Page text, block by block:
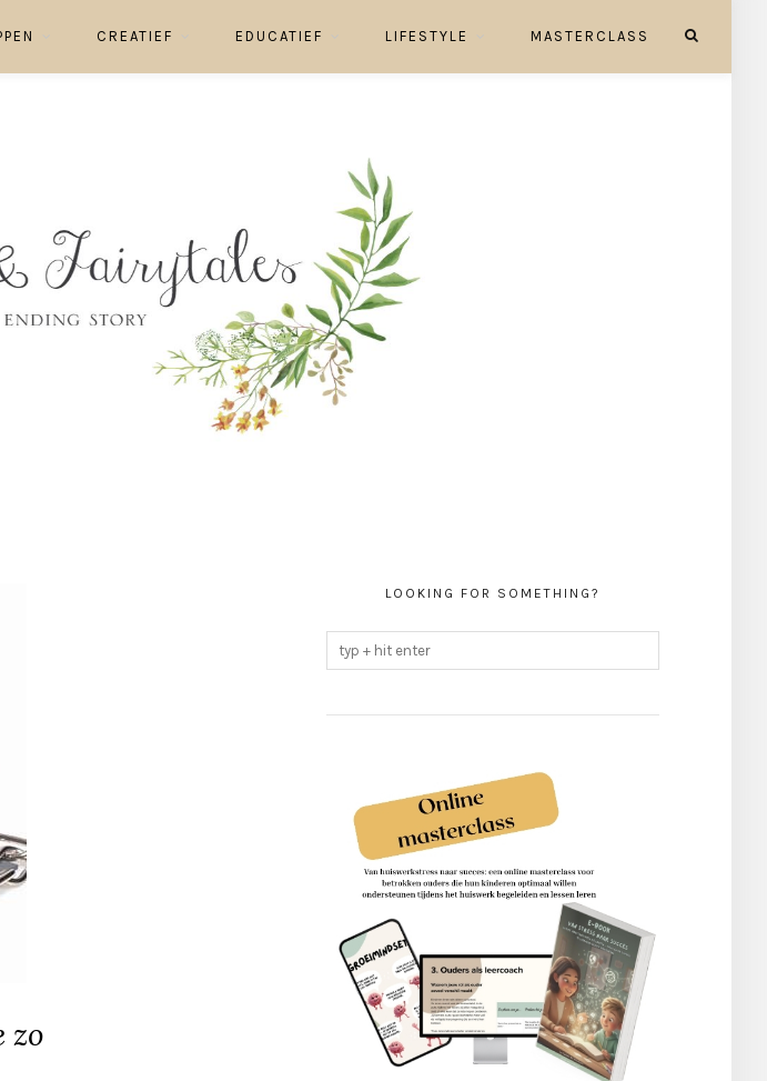
CREATIEF EDUCATIEF LIFESTYLE MASTERCLASS
zo
LOOKING FOR SOMETHING?